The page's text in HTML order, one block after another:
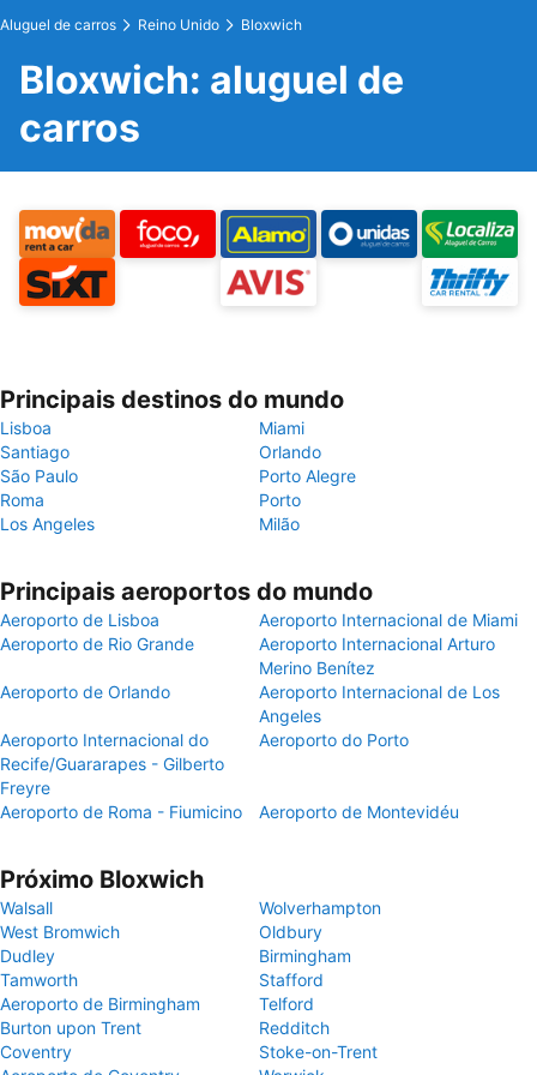
Aluguel de carros Reino Unido Bloxwich
Bloxwich: aluguel de
carros
Principais destinos do mundo
Lisboa
Miami
Santiago
Orlando
São Paulo
Porto Alegre
Roma
Porto
Los Angeles
Milão
Principais aeroportos do mundo
Aeroporto de Lisboa
Aeroporto Internacional de Miami
Aeroporto de Rio Grande
Aeroporto Internacional Arturo
Merino Benítez
Aeroporto de Orlando
Aeroporto Internacional de Los
Angeles
Aeroporto Internacional do
Recife/Guararapes - Gilberto
Freyre
Aeroporto do Porto
Aeroporto de Roma - Fiumicino Aeroporto de Montevidéu
Próximo Bloxwich
Walsall
Wolverhampton
West Bromwich
Oldbury
Dudley
Birmingham
Tamworth
Stafford
Aeroporto de Birmingham
Telford
Burton upon Trent
Redditch
Coventry
Stoke-on-Trent